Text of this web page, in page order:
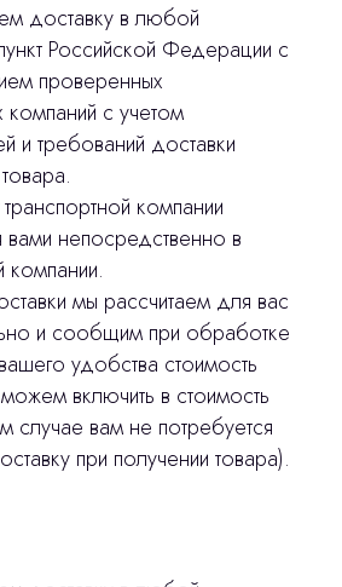
доставку в любой
Российской Федерации с
проверенных
компаний с учетом
и требований доставки
компании
вами непосредственно в
компании.
мы рассчитаем для вас
и сообщим при обработке
удобства стоимость
включить в стоимость
случае вам не потребуется
при получении товара).
вопросы
мы свяжемся и
вопросы